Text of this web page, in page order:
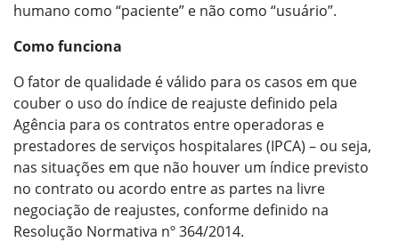
humano como “paciente” e não como “usuário”.
Como funciona
O fator de qualidade é válido para os casos em que
couber o uso do índice de reajuste definido pela
Agência para os contratos entre operadoras e
prestadores de serviços hospitalares (IPCA) – ou seja,
nas situações em que não houver um índice previsto
no contrato ou acordo entre as partes na livre
negociação de reajustes, conforme definido na
Resolução Normativa nº 364/2014.